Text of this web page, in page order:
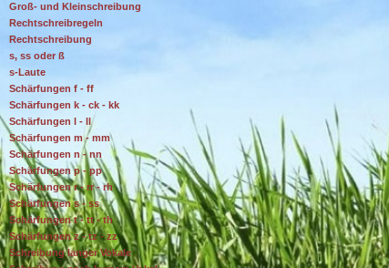
Groß- und Kleinschreibung
Rechtschreibregeln
Rechtschreibung
s, ss oder ß
s-Laute
Schärfungen f - ff
Schärfungen k - ck - kk
Schärfungen l - ll
Schärfungen m - mm
Schärfungen n - nn
Schärfungen p - pp
Schärfungen r - rr - rh
Schärfungen s - ss
Schärfungen t - tt - th
Schärfungen z - tz - zz
Schreibung langer Vokale